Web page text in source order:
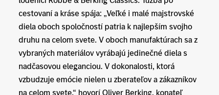
cestovaní a kráse spája: „Veľké i malé majstrovské
diela oboch spoločností patria k najlepším svojho
druhu na celom svete. V oboch manufaktúrach sa z
vybraných materiálov vyrábajú jedinečné diela s
nadčasovou eleganciou. V dokonalosti, ktorá
vzbudzuje emócie nielen u zberateľov a zákazníkov
na celom svete,“ hovorí Oliver Berking, konateľ